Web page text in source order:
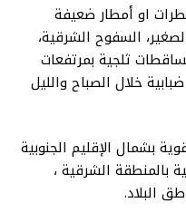
او أمطار ضعيفة
السفوح الشرقية،
ثلجية بمرتفعات
خلال الصباح والليل
بشمال الإقليم الجنوبية
الشرقية ،
البلاد.